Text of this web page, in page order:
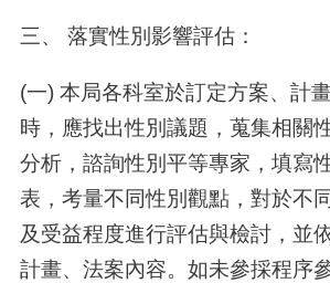
三、 落實性別影響評估：
(一) 本局各科室於訂定方案、計
時，應找出性別議題，蒐集相關
分析，諮詢性別平等專家，填寫
表，考量不同性別觀點，對於不
及受益程度進行評估與檢討，並
計畫、法案內容。如未參採程序